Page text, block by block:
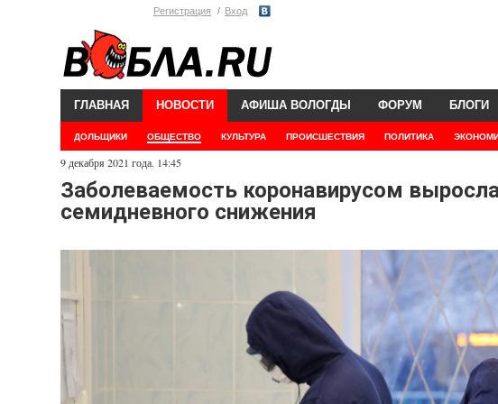
Регистрация Вход
ГЛАВНАЯ НОВОСТИ
ДОЛЬЩИКИ ОБЩЕСТВО КУЛЬТУРА ПРОИСШЕСТВИЯ ПОЛИТИКА
АФИША ВОЛОГДЫ ФОРУМ БЛОГИ
9 декабря 2021 года. 14:45
Заболеваемость коронавирусом
семидневного снижения